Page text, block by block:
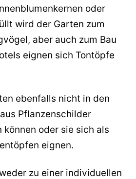
oder
wird der Garten zum
aber auch zum Bau
eignen sich Tontöpfe
ebenfalls nicht in den
Pflanzenschilder
oder sie sich als
eignen.
zu einer individuellen